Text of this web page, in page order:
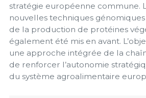
stratégie européenne commune.
nouvelles techniques
de la production de protéines
également été mis en avant.
une approche intégrée de la
de renforcer l’autonomie
du système agroalimentaire